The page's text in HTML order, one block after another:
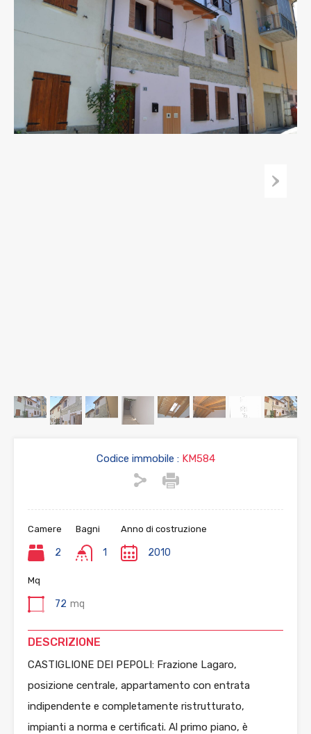
Codice immobile :KM584
Camere
2
Bagni
1
Anno di costruzione
2010
Mq
72 mq
DESCRIZIONE
CASTIGLIONE DEI PEPOLI: Frazione Lagaro,
posizione centrale, appartamento con entrata
indipendente e completamente ristrutturato,
impianti a norma e certificati. Al primo piano, è